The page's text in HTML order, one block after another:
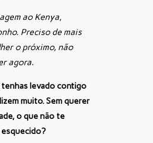
ao Kenya,
Preciso de mais
o próximo, não
agora.
tenhas levado contigo
muito. Sem querer
o que não te